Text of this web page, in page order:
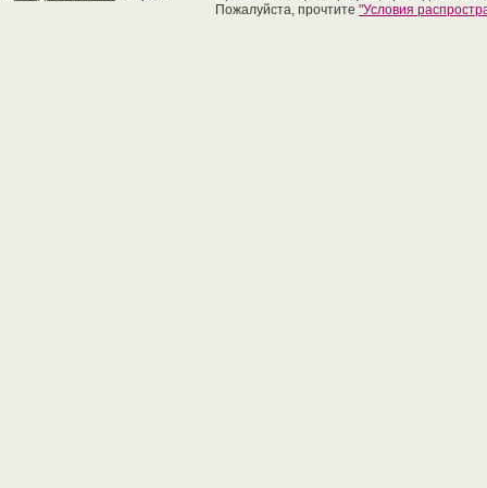
Пожалуйста, прочтите "Условия